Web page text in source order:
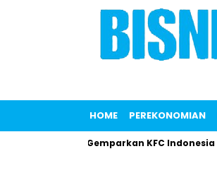
HOME PEREKONOMIAN
Saputri Gemparkan KFC Indonesia